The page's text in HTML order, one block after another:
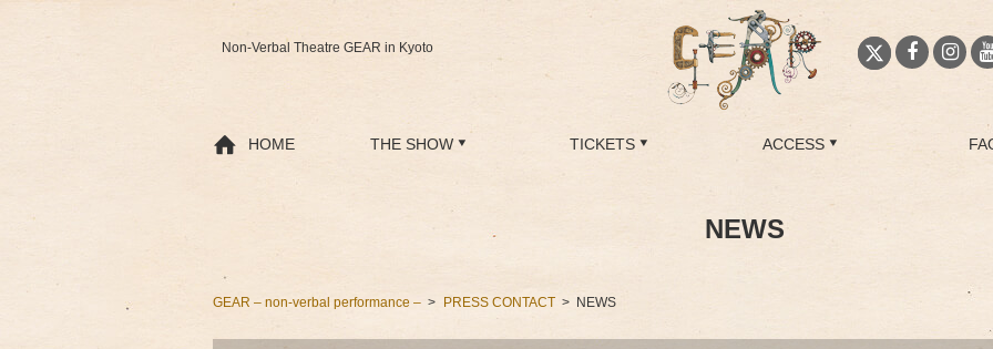
Non-Verbal Theatre GEAR in Kyoto
HOME THE SHOW TICKETS ACCESS
NEWS
GEAR – non-verbal performance – PRESS CONTACT NEWS